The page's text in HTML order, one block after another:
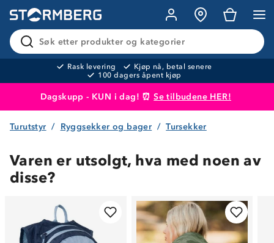
Søk etter produkter og kategorier
Rask levering
Kjøp nå, betal senere
100 dagers åpent kjøp
Dagskupp - KUN i dag! ⏰Se tilbudene HER!
Produktet er lagt i handlekurven Til kassen
Turutstyr Ryggsekker og bager Tursekker
Varen er utsolgt, hva med noen av
disse?